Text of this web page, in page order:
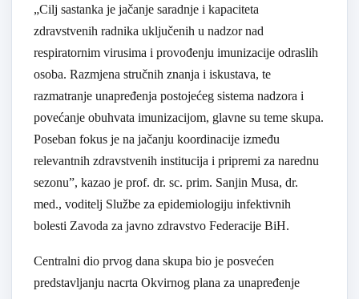
„Cilj sastanka je jačanje saradnje i kapaciteta
zdravstvenih radnika uključenih u nadzor nad
respiratornim virusima i provođenju imunizacije odraslih
osoba. Razmjena stručnih znanja i iskustava, te
razmatranje unapređenja postojećeg sistema nadzora i
povećanje obuhvata imunizacijom, glavne su teme skupa.
Poseban fokus je na jačanju koordinacije između
relevantnih zdravstvenih institucija i pripremi za narednu
sezonu”, kazao je prof. dr. sc. prim. Sanjin Musa, dr.
med., voditelj Službe za epidemiologiju infektivnih
bolesti Zavoda za javno zdravstvo Federacije BiH.
Centralni dio prvog dana skupa bio je posvećen
predstavljanju nacrta Okvirnog plana za unapređenje